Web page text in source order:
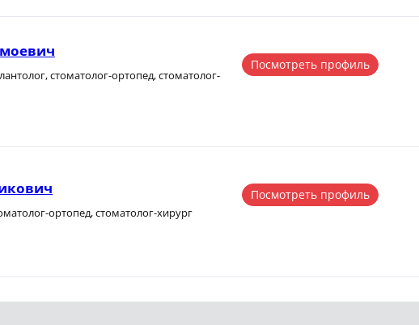
стоматолог-ортопед, стоматолог-
Посмотреть профиль
ортопед, стоматолог-хирург
Посмотреть профиль